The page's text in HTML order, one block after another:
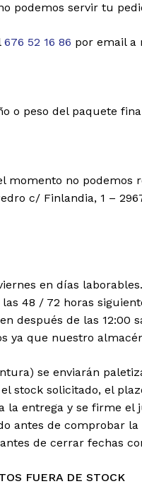
podemos servir tu
676 52 16 86 por email a
o peso del paquete
momento no
c/ Finlandia, 1 –
en días
48 / 72 horas
después de las
ya que nuestro
se enviarán
stock solicitado, el
entrega y se firme
antes de comprobar
de cerrar fechas
FUERA DE STOCK